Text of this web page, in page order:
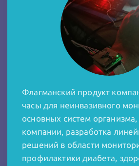
Флагманский продукт
часы для неинвазивного
основных систем организма,
компании, разработка
решений в области
профилактики диабета,